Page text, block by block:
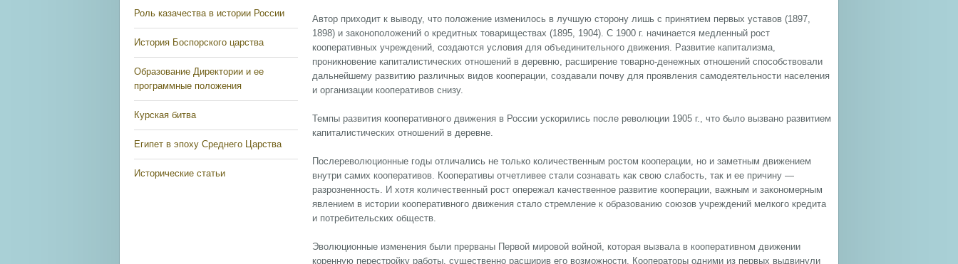
Роль казачества в истории России
История Боспорского царства
Образование Директории и ее
программные положения
Курская битва
Египет в эпоху Среднего Царства
Исторические статьи
Автор приходит к выводу, что положение изменилось в лучшую сторону лишь с принятием первых уставов (1897,
1898) и законоположений о кредитных товариществах (1895, 1904). С 1900 г. начинается медленный рост
кооперативных учреждений, создаются условия для объединительного движения. Развитие капитализма,
проникновение капиталистических отношений в деревню, расширение товарно-денежных отношений способствовали
дальнейшему развитию различных видов кооперации, создавали почву для проявления самодеятельности населения
и организации кооперативов снизу.
Темпы развития кооперативного движения в России ускорились после революции 1905 г., что было вызвано развитием
капиталистических отношений в деревне.
Послереволюционные годы отличались не только количественным ростом кооперации, но и заметным движением
внутри самих кооперативов. Кооперативы отчетливее стали сознавать как свою слабость, так и ее причину —
разрозненность. И хотя количественный рост опережал качественное развитие кооперации, важным и закономерным
явлением в истории кооперативного движения стало стремление к образованию союзов учреждений мелкого кредита
и потребительских обществ.
Эволюционные изменения были прерваны Первой мировой войной, которая вызвала в кооперативном движении
коренную перестройку работы, существенно расширив его возможности. Кооператоры одними из первых выдвинули